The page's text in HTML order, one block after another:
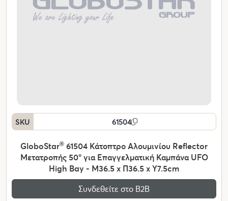
SKU 61504
GloboStar® 61504 Κάτοπτρο Αλουμινίου Reflector
Μετατροπής 50° για Επαγγελματική Καμπάνα UFO
High Bay - Μ36.5 x Π36.5 x Υ7.5cm
Συνδεθείτε στο Β2Β